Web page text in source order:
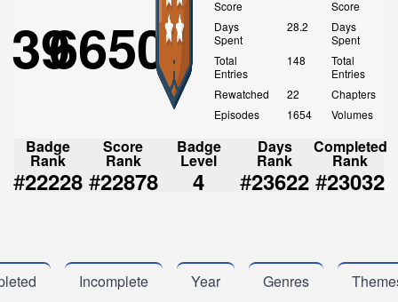
396650
Score
Days
Spent
28.2
Total
Entries
148
Rewatched
22
Episodes
1654
Score
Days
Spent
Total
Entries
Chapters
Volumes
Badge
Rank
#22228
Score
Rank
#22878
Badge
Level
4
Days
Rank
#23622
Completed
Rank
#23032
Incomplete Year Genres